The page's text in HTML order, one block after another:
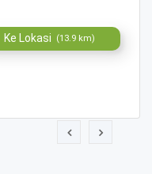
Ke Lokasi (13.9 km)